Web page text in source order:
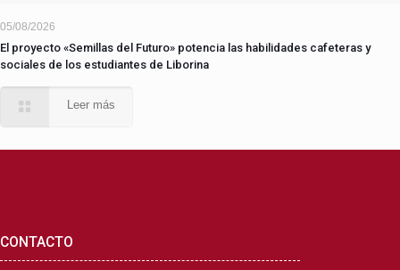
05/08/2026
El proyecto «Semillas del Futuro» potencia las habilidades cafeteras y
sociales de los estudiantes de Liborina
Leer más
CONTACTO